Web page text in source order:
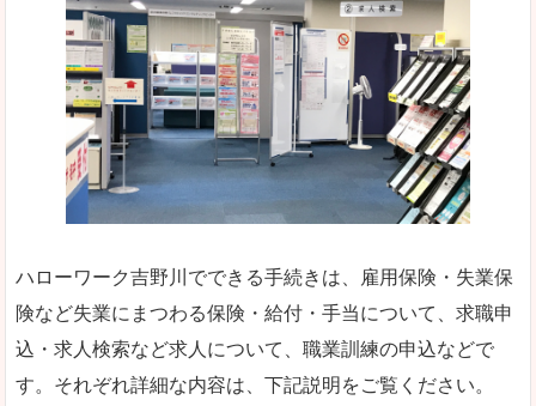
ハローワーク吉野川でできる手続きは、雇用保険・失業保
険など失業にまつわる保険・給付・手当について、求職申
込・求人検索など求人について、職業訓練の申込などで
す。それぞれ詳細な内容は、下記説明をご覧ください。